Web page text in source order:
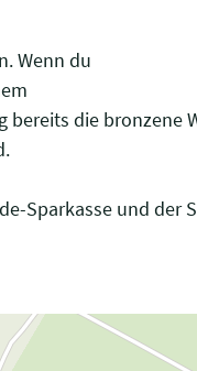
Wenn du
die bronzene
Sparkasse und der